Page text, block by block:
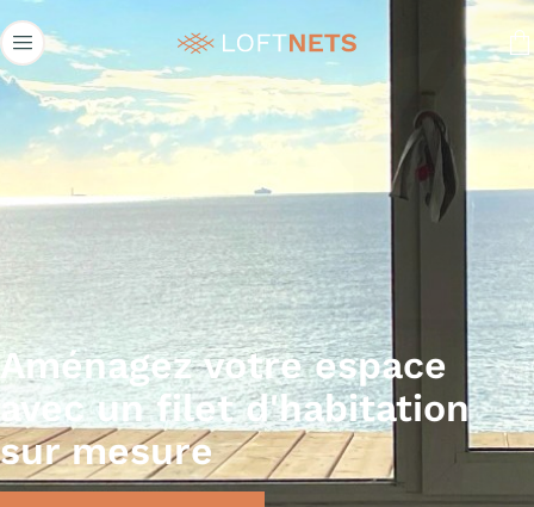
Aménagez votre espace
avec un filet d'habitation
sur mesure